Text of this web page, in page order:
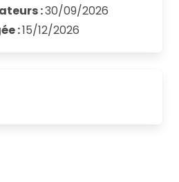
:30/09/2026
:15/12/2026